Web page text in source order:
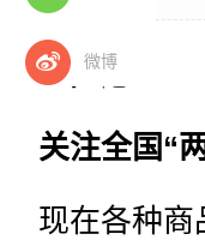
微博
■ 社论
关注全国“
现在各种商